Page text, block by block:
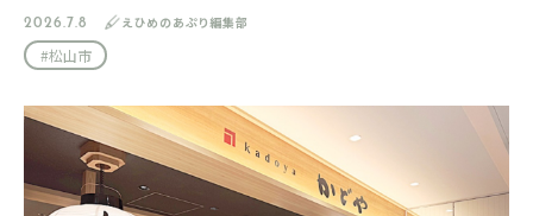
2026.7.8 えひめのあぷり編集部
#松山市